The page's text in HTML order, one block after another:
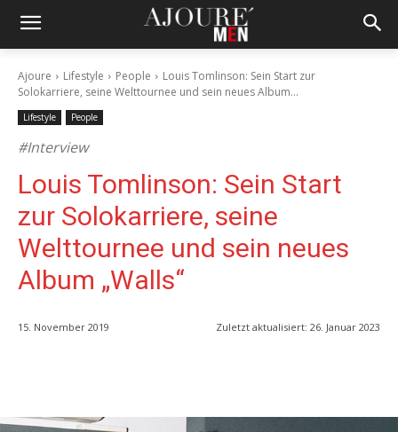
Ajoure Lifestyle People
Louis Tomlinson: Sein Start zur
Solokarriere, seine Welttournee und sein neues Album...
Lifestyle People
#Interview
Louis Tomlinson: Sein Start
zur Solokarriere, seine
Welttournee und sein neues
Album „Walls“
15. November 2019 Zuletzt aktualisiert: 26. Januar 2023